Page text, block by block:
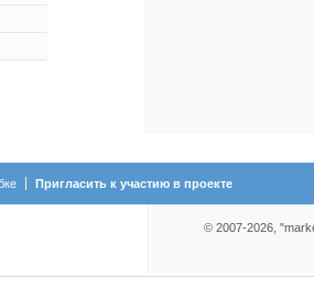
Пригласить к участию в проекте
© 2007-2026,